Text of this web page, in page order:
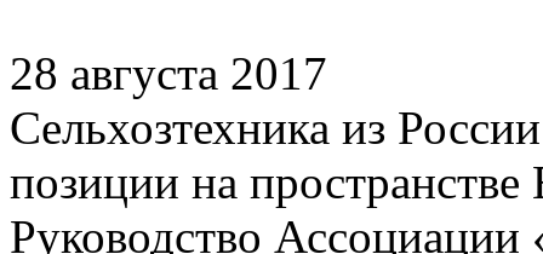
28 августа 2017
Сельхозтехника из
позиции на
Руководство